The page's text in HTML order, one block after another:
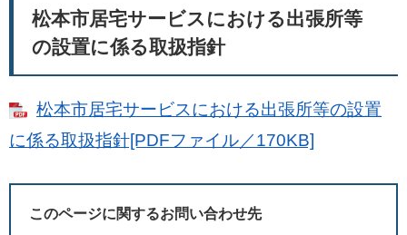
松本市居宅サービスにおける出張所等
の設置に係る取扱指針
松本市居宅サービスにおける出張所等の設置
に係る取扱指針[PDFファイル／170KB]
このページに関するお問い合わせ先